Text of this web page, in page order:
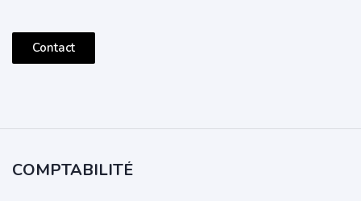
Contact
COMPTABILITÉ